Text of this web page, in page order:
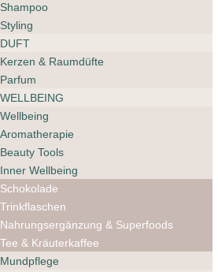
Salt & Stone Extra
Strength Deodorant
Shampoo
Styling
DUFT
Kerzen & Raumdüfte
Parfum
WELLBEING
Wellbeing
Aromatherapie
Beauty Tools
Inner Wellbeing
Schokolade
Trinkflaschen
Nahrungsergänzung & Superfoods
Tee & Kräuterkaffee
Mundpflege